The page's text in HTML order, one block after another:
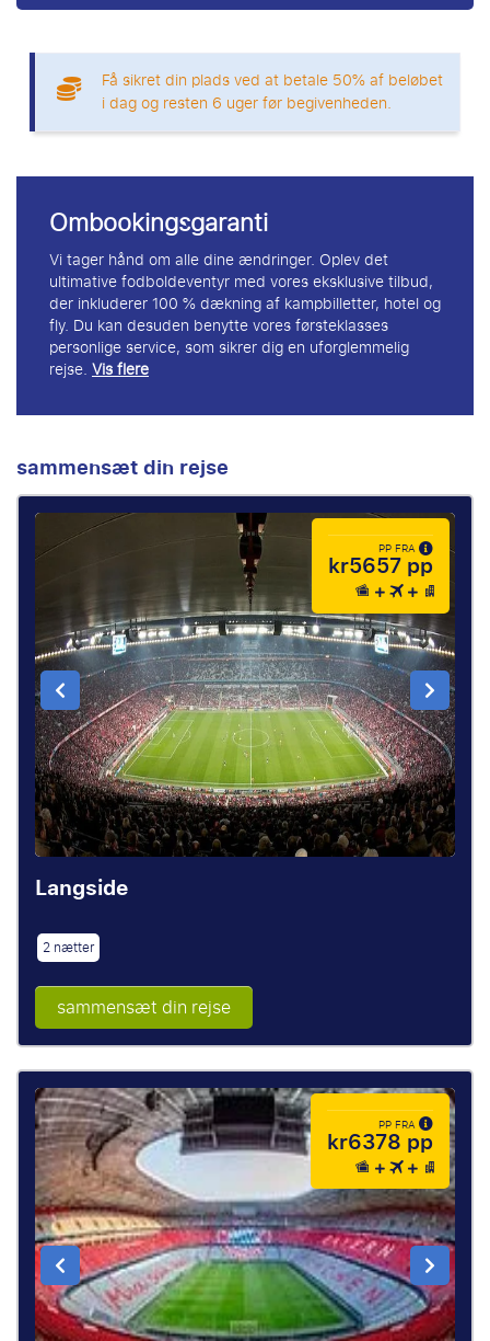
Få sikret din plads ved at betale 50% af beløbet
i dag og resten 6 uger før begivenheden.
Ombookingsgaranti
Vi tager hånd om alle dine ændringer. Oplev det
ultimative fodboldeventyr med vores eksklusive tilbud,
der inkluderer 100 % dækning af kampbilletter, hotel og
fly. Du kan desuden benytte vores førsteklasses
personlige service, som sikrer dig en uforglemmelig
rejse.Vis flere
sammensæt din rejse
PP FRA
kr5657 pp
Langside
2 nætter
sammensæt din rejse
PP FRA
kr6378 pp